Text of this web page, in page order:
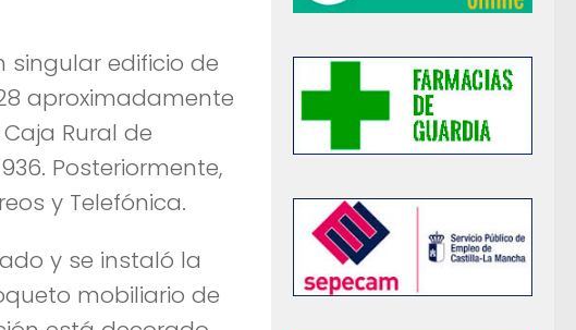
singular edificio de
aproximadamente
Rural de
Posteriormente,
y Telefónica.
y se instaló la
mobiliario de